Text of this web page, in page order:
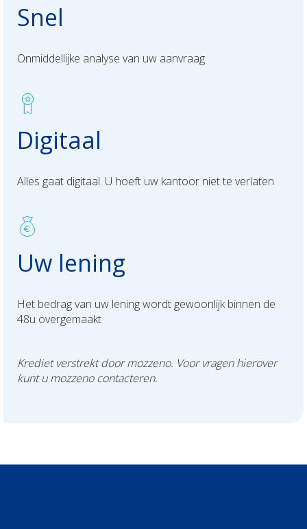
Snel
Onmiddellijke analyse van uw aanvraag
Digitaal
Alles gaat digitaal. U hoeft uw kantoor niet te verlaten
Uw lening
Het bedrag van uw lening wordt gewoonlijk binnen de
48u overgemaakt
Krediet verstrekt door mozzeno. Voor vragen hierover
kunt u mozzeno contacteren.